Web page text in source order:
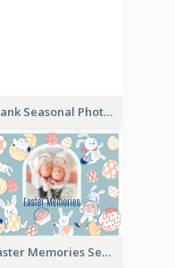
Blank Seasonal Photo Book
Easter Memories Seasonal Photo Book